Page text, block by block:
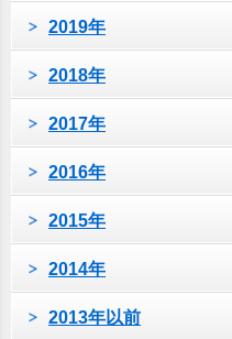
2019年
2018年
2017年
2016年
2015年
2014年
2013年以前